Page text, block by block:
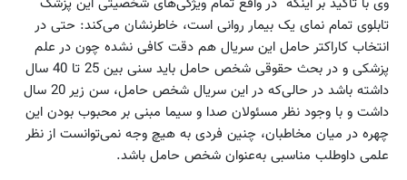
تابلوی تمام نمای یک بیمار روانی است، خاطر‌نشان می‌کند: حتی در
انتخاب کاراکتر حامل این سریال هم دقت کافی نشده چون در علم
پزشکی و در بحث حقوقی شخص حامل باید سنی بین 25 تا 40 سال
داشته باشد در حالی‌که در این سریال شخص حامل، سن زیر 20 سال
داشت و با وجود نظر مسئولان صدا و سیما مبنی بر محبوب بودن این
چهره در میان مخاطبان، چنین فردی به هیچ وجه نمی‌توانست از نظر
علمی داوطلب مناسبی به‌عنوان شخص حامل باشد.